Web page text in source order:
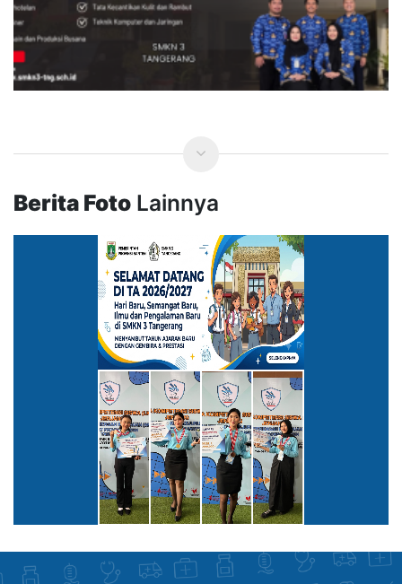
Berita Foto Lainnya